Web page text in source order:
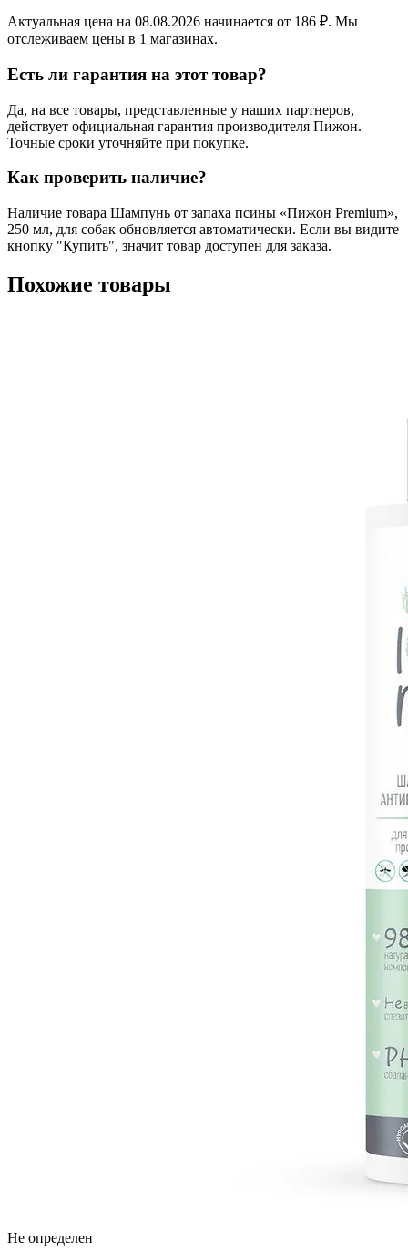
Актуальная цена на 08.08.2026 начинается от 186 ₽. Мы
отслеживаем цены в 1 магазинах.
Есть ли гарантия на этот товар?
Да, на все товары, представленные у наших партнеров,
действует официальная гарантия производителя Пижон.
Точные сроки уточняйте при покупке.
Как проверить наличие?
Наличие товара Шампунь от запаха псины «Пижон Premium»,
250 мл, для собак обновляется автоматически. Если вы видите
кнопку "Купить", значит товар доступен для заказа.
Похожие товары
Не определен